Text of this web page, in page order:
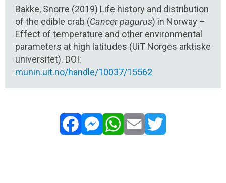
Bakke, Snorre (2019) Life history and distribution
of the edible crab (Cancer pagurus) in Norway –
Effect of temperature and other environmental
parameters at high latitudes (UiT Norges arktiske
universitet). DOI:
munin.uit.no/handle/10037/15562